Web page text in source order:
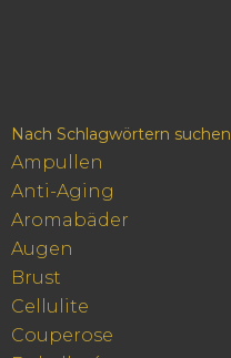
Nach Schlagwörtern suchen
Ampullen
Anti-Aging
Aromabäder
Augen
Brust
Cellulite
Couperose